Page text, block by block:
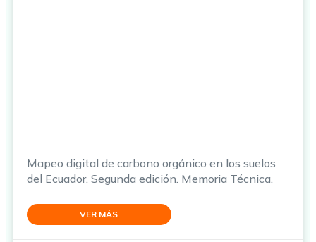
Mapeo digital de carbono orgánico en los suelos
del Ecuador. Segunda edición. Memoria Técnica.
VER MÁS